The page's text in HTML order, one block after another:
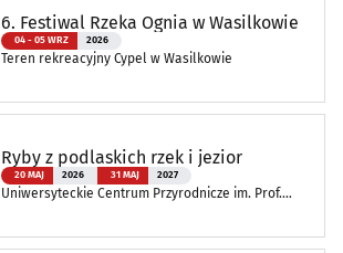
6. Festiwal Rzeka Ognia w Wasilkowie
04 - 05 WRZ 2026
Teren rekreacyjny Cypel w Wasilkowie
Ryby z podlaskich rzek i jezior
20 MAJ 2026 31 MAJ 2027
Uniwersyteckie Centrum Przyrodnicze im. Prof.